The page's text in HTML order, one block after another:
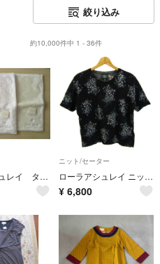
絞り込み
約10,000件中 1 - 36件
ローラアシュレイ タオルハンカチ 2枚
ニット/セーター
ローラアシュレイ ニット トップス 半袖 花柄 セーター レディース Lサイズ ブラック Laura Ashley
¥ 6,800